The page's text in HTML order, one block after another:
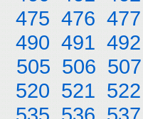
475 476 477
490 491 492
505 506 507
520 521 522